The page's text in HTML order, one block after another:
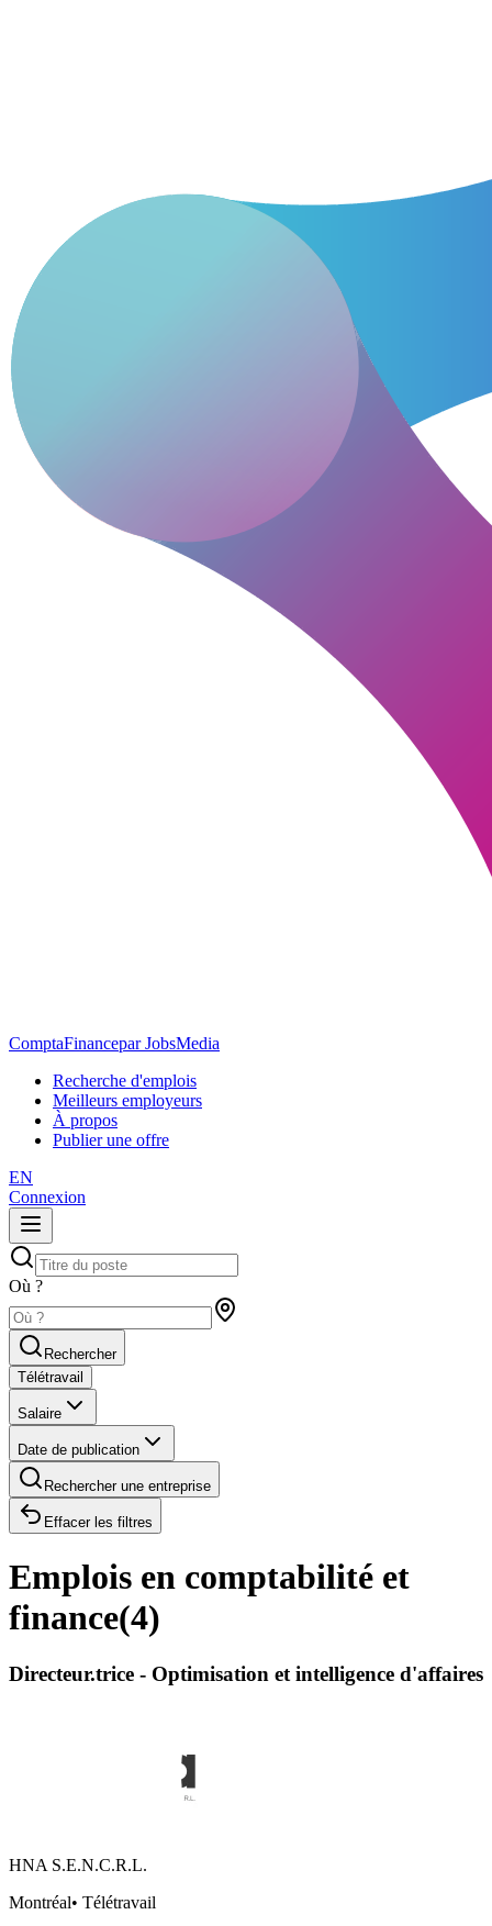
ComptaFinancepar JobsMedia
Recherche d'emplois
Meilleurs employeurs
À propos
Publier une offre
EN
Connexion
Où ?
Rechercher
Télétravail
Salaire
Date de publication
Rechercher une entreprise
Effacer les filtres
Emplois en comptabilité et
finance(4)
Directeur.trice - Optimisation et intelligence d'affaires
HNA S.E.N.C.R.L.
Montréal• Télétravail